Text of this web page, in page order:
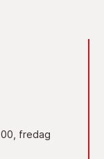
fredag